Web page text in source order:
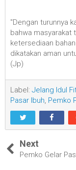
"Dengan turunnya
bahwa masyarakat
ketersediaan
dikatakan aman
(Jp)
Label: Jelang Idul
Pasar Ibuh Pemko
Next
Pemko Gelar